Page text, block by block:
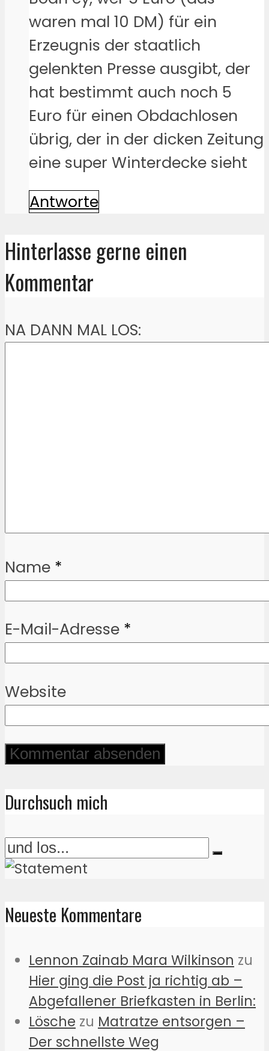
waren mal 10 DM) für ein
Erzeugnis der staatlich
gelenkten Presse ausgibt, der
hat bestimmt auch noch 5
Euro für einen Obdachlosen
übrig, der in der dicken Zeitung
eine super Winterdecke sieht
Antworte
Hinterlasse gerne einen
Kommentar
NA DANN MAL LOS:
Name *
E-Mail-Adresse *
Website
Durchsuch mich
Neueste Kommentare
Lennon Zainab Mara Wilkinson zu
Hier ging die Post ja richtig ab –
Abgefallener Briefkasten in Berlin:
Lösche zu Matratze entsorgen –
Der schnellste Weg